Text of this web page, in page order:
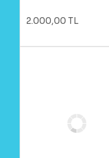
2.000,00 TL